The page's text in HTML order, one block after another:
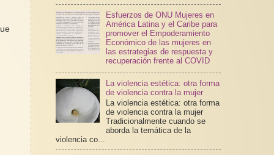
Esfuerzos de ONU Mujeres en
América Latina y el Caribe para
promover el Empoderamiento
Económico de las mujeres en
las estrategias de respuesta y
recuperación frente al COVID
La violencia estética: otra forma
de violencia contra la mujer
La violencia estética: otra forma
de violencia contra la mujer
Tradicionalmente cuando se
aborda la temática de la
violencia co...